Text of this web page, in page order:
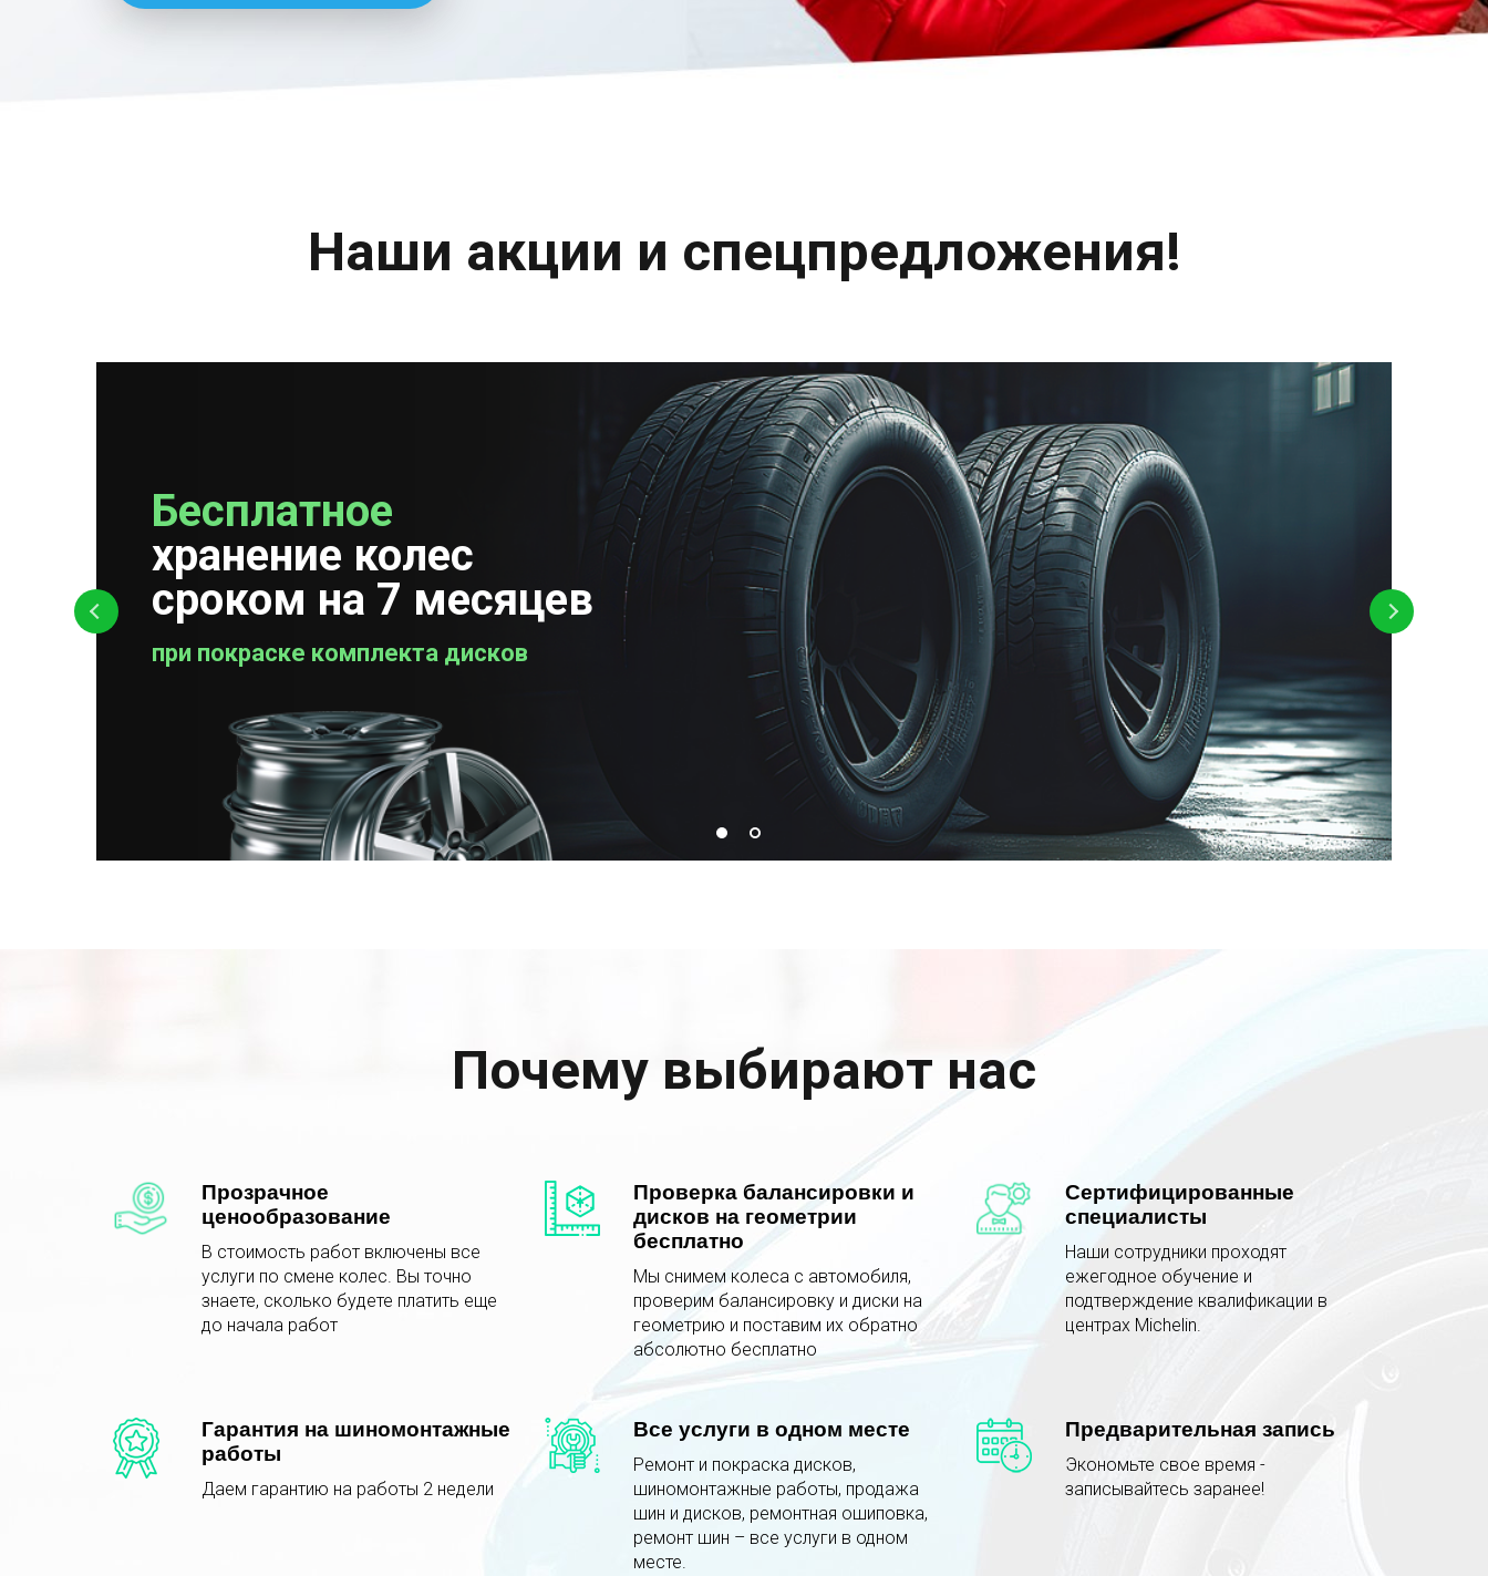
Наши акции и спецпредложения!
Бесплатное
хранение колес
сроком на 7 месяцев
при покраске комплекта дисков
Бесплатная
проверка колес
Почему выбирают нас
Прозрачное
ценообразование
В стоимость работ включены все
услуги по смене колес. Вы точно
знаете, сколько будете платить еще
до начала работ
Проверка балансировки и
дисков на геометрии
бесплатно
Мы снимем колеса с автомобиля,
проверим балансировку и диски на
геометрию и поставим их обратно
абсолютно бесплатно
Сертифицированные
специалисты
Наши сотрудники проходят
ежегодное обучение и
подтверждение квалификации в
центрах Michelin.
Гарантия на шиномонтажные
работы
Даем гарантию на работы 2 недели
Все услуги в одном месте
Ремонт и покраска дисков,
шиномонтажные работы, продажа
шин и дисков, ремонтная ошиповка,
ремонт шин – все услуги в одном
месте.
Предварительная запись
Экономьте свое время -
записывайтесь заранее!